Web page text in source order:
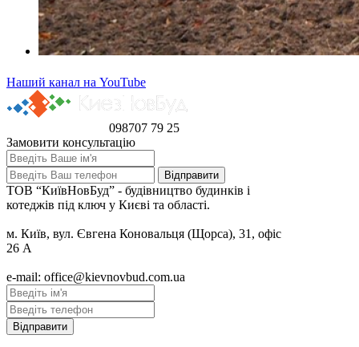
Наший канал на YouTube
098707 79 25
Замовити консультацію
ТОВ “КиївНовБуд” - будівництво будинків і
котеджів під ключ у Києві та області.
м. Київ, вул. Євгена Коновальця (Щорса), 31, офіс
26 А
e-mail: office@kievnovbud.com.ua